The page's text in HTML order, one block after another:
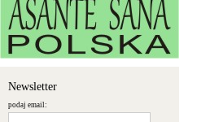
Newsletter
podaj email: